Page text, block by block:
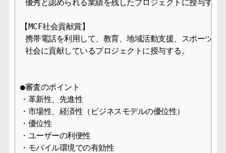
優秀と認められる業績を残したプロジェクトに授与する
【MCF社会貢献賞】
携帯電話を利用して、教育、地域活動支援、スポーツ、
社会に貢献しているプロジェクトに授与する。
●審査のポイント
・革新性、先進性
・市場性、経済性（ビジネスモデルの優位性）
・優位性
・ユーザーの利便性
・モバイル環境での有効性